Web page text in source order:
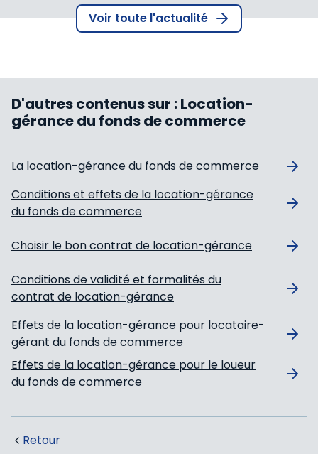
Voir toute l'actualité
D'autres contenus sur :Location-
gérance du fonds de commerce
La location-gérance du fonds de commerce
Conditions et effets de la location-gérance
du fonds de commerce
Choisir le bon contrat de location-gérance
Conditions de validité et formalités du
contrat de location-gérance
Effets de la location-gérance pour locataire-
gérant du fonds de commerce
Effets de la location-gérance pour le loueur
du fonds de commerce
Retour